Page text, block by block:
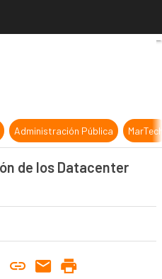
renueva la gestión de los
Administración Pública
de los Datacenter